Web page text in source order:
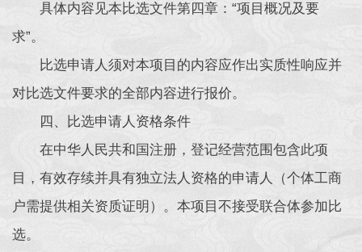
具体内容见本比选文件第四章：“项目概况及要
求”。
比选申请人须对本项目的内容应作出实质性响应并
对比选文件要求的全部内容进行报价。
四、比选申请人资格条件
在中华人民共和国注册，登记经营范围包含此项
目，有效存续并具有独立法人资格的申请人（个体工商
户需提供相关资质证明）。本项目不接受联合体参加比
选。